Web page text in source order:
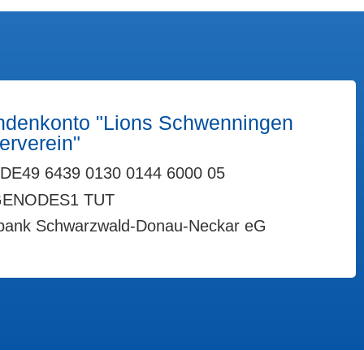
"Lions Schwenningen
6439 0130 0144 6000 05
TUT
Schwarzwald-Donau-Neckar eG